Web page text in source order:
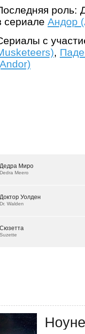
роль:
сериале Андор
с
,
Дедра Миро
Dedra Meero
Доктор Уолден
Dr. Walden
Сюзетта
Suzette